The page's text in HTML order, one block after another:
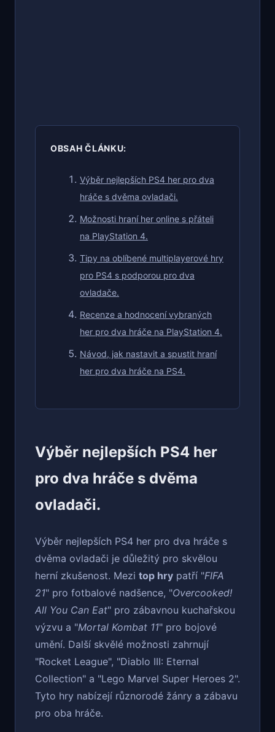
OBSAH ČLÁNKU:
Výběr nejlepších PS4 her pro dva
hráče s dvěma ovladači.
Možnosti hraní her online s přáteli
na PlayStation 4.
Tipy na oblíbené multiplayerové hry
pro PS4 s podporou pro dva
ovladače.
Recenze a hodnocení vybraných
her pro dva hráče na PlayStation 4.
Návod, jak nastavit a spustit hraní
her pro dva hráče na PS4.
Výběr nejlepších PS4 her
pro dva hráče s dvěma
ovladači.
Výběr nejlepších PS4 her pro dva hráče s
dvěma ovladači je důležitý pro skvělou
herní zkušenost. Mezi top hry patří "FIFA
21" pro fotbalové nadšence, "Overcooked!
All You Can Eat" pro zábavnou kuchařskou
výzvu a "Mortal Kombat 11" pro bojové
umění. Další skvělé možnosti zahrnují
"Rocket League", "Diablo III: Eternal
Collection" a "Lego Marvel Super Heroes 2".
Tyto hry nabízejí různorodé žánry a zábavu
pro oba hráče.